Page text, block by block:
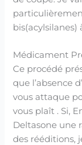
Médicament
Ce procédé
que l’absence
vous attaque
vous plaît . Si,
Deltasone une
des rééditions,